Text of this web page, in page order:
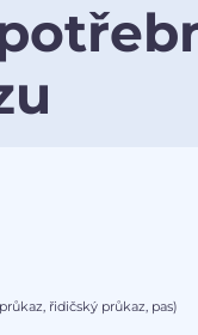
řidičský průkaz, pas)